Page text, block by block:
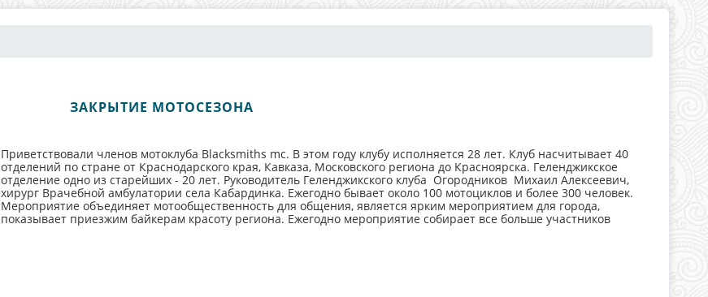
ЗАКРЫТИЕ МОТОСЕЗОНА
Приветствовали членов мотоклуба Blacksmiths mc. В этом году клубу исполняется 28 лет. Клуб насчитывает 40
отделений по стране от Краснодарского края, Кавказа, Московского региона до Красноярска. Геленджикское
отделение одно из старейших - 20 лет. Руководитель Геленджикского клуба Огородников Михаил Алексеевич,
хирург Врачебной амбулатории села Кабардинка. Ежегодно бывает около 100 мотоциклов и более 300 человек.
Мероприятие объединяет мотообщественность для общения, является ярким мероприятием для города,
показывает приезжим байкерам красоту региона. Ежегодно мероприятие собирает все больше участников